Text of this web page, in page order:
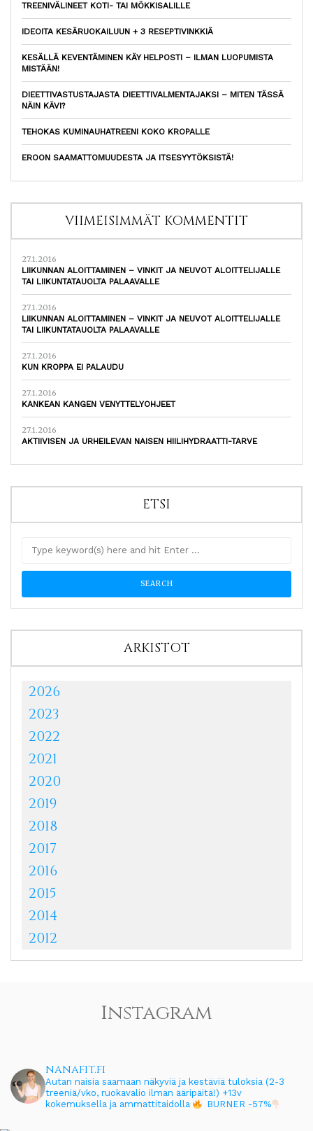
TREENIVÄLINEET KOTI- TAI MÖKKISALILLE
IDEOITA KESÄRUOKAILUUN + 3 RESEPTIVINKKIÄ
KESÄLLÄ KEVENTÄMINEN KÄY HELPOSTI – ILMAN LUOPUMISTA
MISTÄÄN!
DIEETTIVASTUSTAJASTA DIEETTIVALMENTAJAKSI – MITEN TÄSSÄ
NÄIN KÄVI?
TEHOKAS KUMINAUHATREENI KOKO KROPALLE
EROON SAAMATTOMUUDESTA JA ITSESYYTÖKSISTÄ!
VIIMEISIMMÄT KOMMENTIT
27.1.2016
LIIKUNNAN ALOITTAMINEN – VINKIT JA NEUVOT ALOITTELIJALLE
TAI LIIKUNTATAUOLTA PALAAVALLE
27.1.2016
LIIKUNNAN ALOITTAMINEN – VINKIT JA NEUVOT ALOITTELIJALLE
TAI LIIKUNTATAUOLTA PALAAVALLE
27.1.2016
KUN KROPPA EI PALAUDU
27.1.2016
KANKEAN KANGEN VENYTTELYOHJEET
27.1.2016
AKTIIVISEN JA URHEILEVAN NAISEN HIILIHYDRAATTI-TARVE
ETSI
ARKISTOT
2026
2023
2022
2021
2020
2019
2018
2017
2016
2015
2014
2012
Instagram
nanafit.fi
Autan naisia saamaan näkyviä ja kestäviä tuloksia (2-3
treeniä/vko, ruokavalio ilman ääripäitä!) +13v
kokemuksella ja ammattitaidolla
BURNER -57%